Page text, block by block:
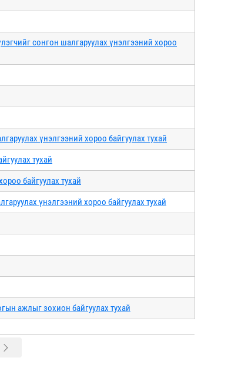
сонгон шалгаруулах үнэлгээний хороо
үнэлгээний хороо байгуулах тухай
тухай
байгуулах тухай
үнэлгээний хороо байгуулах тухай
ажлыг зохион байгуулах тухай